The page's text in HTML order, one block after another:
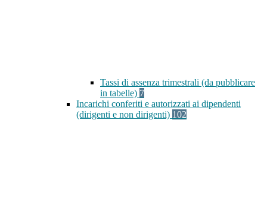
Tassi di assenza trimestrali (da pubblicare
in tabelle) 7
Incarichi conferiti e autorizzati ai dipendenti
(dirigenti e non dirigenti) 102